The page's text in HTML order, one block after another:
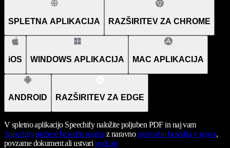
SPLETNA APLIKACIJA RAZŠIRITEV ZA CHROME
iOS WINDOWS APLIKACIJA MAC APLIKACIJA
ANDROID RAZŠIRITEV ZA EDGE
V spletno aplikacijo Speechify naložite poljuben PDF in naj vam
Speechify prebere besedilo naglasz naravnopretvorbo besedila v govor,
povzame dokument ali ustvari podcast